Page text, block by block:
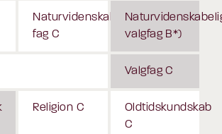
Naturvidenskabeligt
fag C
valgfag B*)
Valgfag C
Religion C
Oldtidskundskab
C